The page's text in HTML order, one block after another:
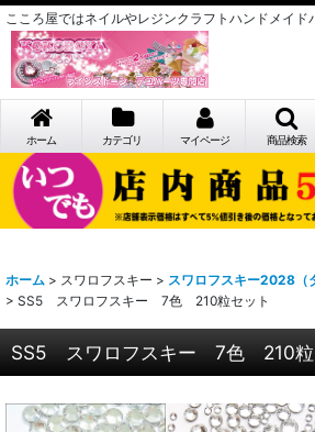
こころ屋ではネイルやレジンクラフトハンドメイド
ホーム カテゴリ マイページ 商品検索
ホーム > スワロフスキー > スワロフスキー2028（
> SS5 スワロフスキー 7色 210粒セット
SS5 スワロフスキー 7色 210粒